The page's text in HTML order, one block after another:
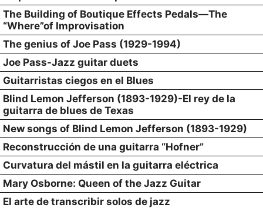
The Building of Boutique Effects Pedals—The
“Where”of Improvisation
The genius of Joe Pass (1929-1994)
Joe Pass-Jazz guitar duets
Guitarristas ciegos en el Blues
Blind Lemon Jefferson (1893-1929)-El rey de la
guitarra de blues de Texas
New songs of Blind Lemon Jefferson (1893-1929)
Reconstrucción de una guitarra “Hofner”
Curvatura del mástil en la guitarra eléctrica
Mary Osborne: Queen of the Jazz Guitar
El arte de transcribir solos de jazz